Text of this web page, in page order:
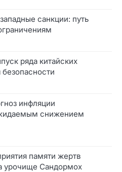
санкции: путь
ряда китайских
инфляции
снижением
памяти жертв
урочище Сандормох